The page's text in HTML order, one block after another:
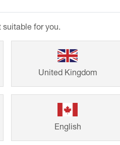
A családi
Systems
for you.
United Kingdom
English